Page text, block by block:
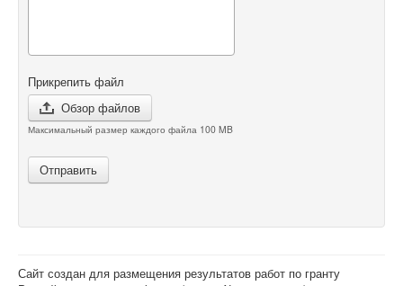
Прикрепить файл
Обзор файлов
Максимальный размер каждого файла 100 MB
Отправить
Сайт создан для размещения результатов работ по гранту